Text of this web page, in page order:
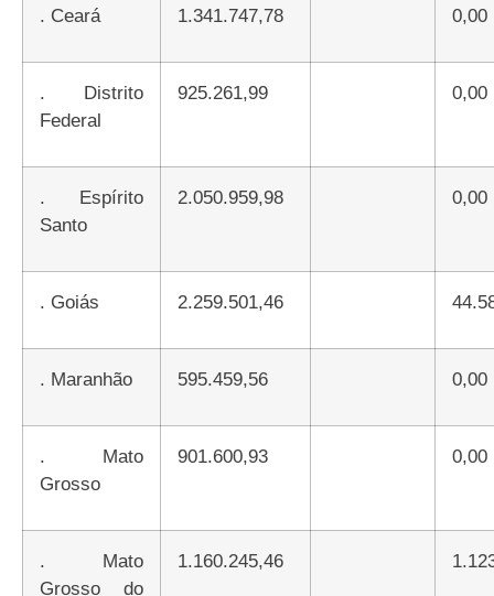
. Ceará 1.341.747,78 0,00
. Distrito
Federal
925.261,99 0,00
. Espírito
Santo
2.050.959,98 0,00
. Goiás 2.259.501,46
. Maranhão 595.459,56 0,00
. Mato
Grosso
901.600,93 0,00
. Mato
Grosso do
1.160.245,46